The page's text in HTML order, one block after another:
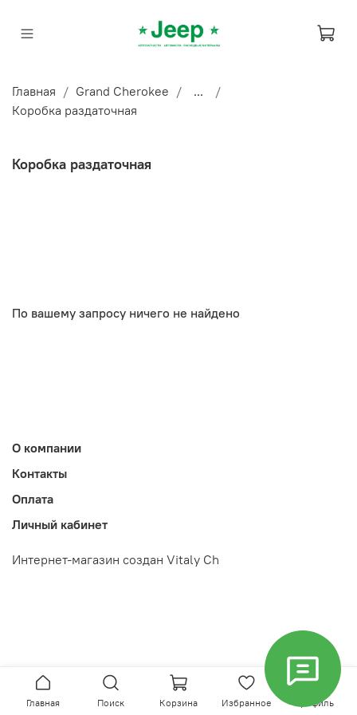
Главная Grand Cherokee
...
Коробка раздаточная
Коробка раздаточная
По вашему запросу ничего не найдено
О компании
Контакты
Оплата
Личный кабинет
Интернет-магазин создан Vitaly Ch
Главная Поиск Корзина Избранное Профиль